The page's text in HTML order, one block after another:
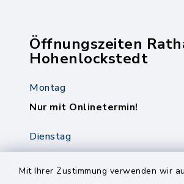
Mit Ihrer Zustimmung verwenden wir
Öffnungszeiten
Hohenlockstedt
Montag
Nur mit Onlinetermin!
Dienstag
8.00-12.00 Uhr
14.00-18.00 Uhr